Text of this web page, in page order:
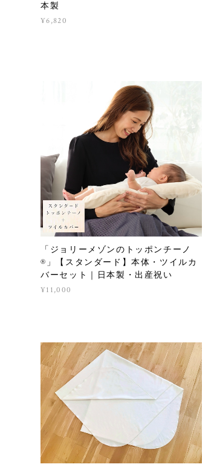
本製
¥6,820
「ジョリーメゾンのトッポンチーノ
®」【スタンダード】本体・ツイルカ
バーセット｜日本製・出産祝い
¥11,000